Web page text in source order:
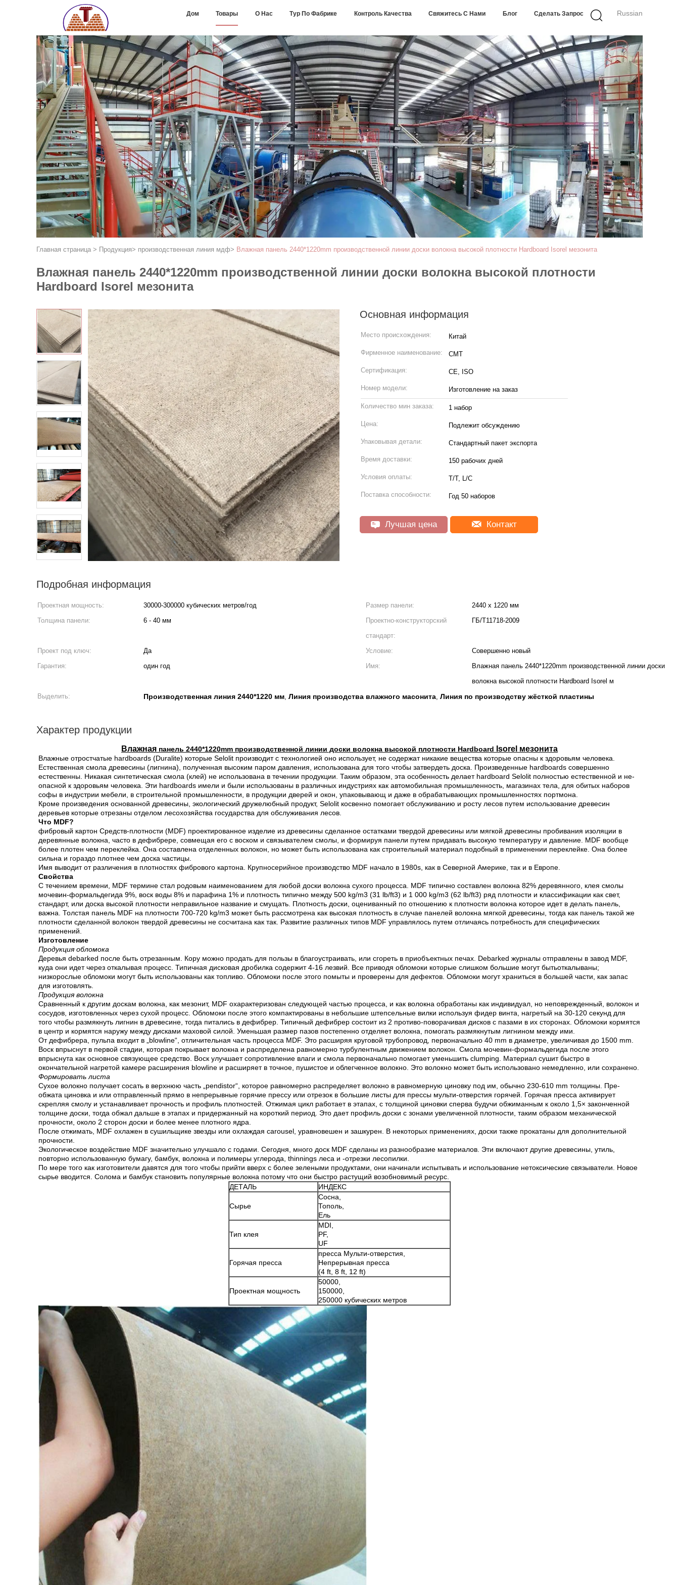
Russian
Дом Товары О Нас Тур По Фабрике Контроль Качества Свяжитесь С Нами Блог Сделать Запрос
Главная страница > Продукция> производственная линия мдф> Влажная панель 2440*1220mm производственной линии доски волокна высокой плотности Hardboard Isorel мезонита
Влажная панель 2440*1220mm производственной линии доски волокна высокой плотности
Hardboard Isorel мезонита
Основная информация
Место происхождения: Китай
Фирменное наименование: CMT
Сертификация: CE, ISO
Номер модели: Изготовление на заказ
Количество мин заказа: 1 набор
Цена: Подлежит обсуждению
Упаковывая детали: Стандартный пакет экспорта
Время доставки: 150 рабочих дней
Условия оплаты: T/T, L/C
Поставка способности: Год 50 наборов
Лучшая цена Контакт
Подробная информация
Проектная мощность: 30000-300000 кубических метров/год Размер панели:
2440 х 1220 мм
Толщина панели:
6 - 40 мм
Проектно-конструкторский
стандарт:
ГБ/Т11718-2009
Проект под ключ: Да Условие:
Совершенно новый
Гарантия:
один год Имя:
Влажная панель 2440*1220mm производственной линии доски
волокна высокой плотности Hardboard Isorel м
Выделить:
Производственная линия 2440*1220 мм, Линия производства влажного масонита, Линия по производству жёсткой пластины
Характер продукции
Влажная панель 2440*1220mm производственной линии доски волокна высокой плотности Hardboard Isorel мезонита
Влажные отростчатые hardboards (Duralite) которые Selolit производит с технологией оно использует, не содержат никакие вещества которые опасны к здоровьям человека.
Естественная смола древесины (лигнина), полученная высоким паром давления, использована для того чтобы затвердеть доска. Произведенные hardboards совершенно
естественны. Никакая синтетическая смола (клей) не использована в течении продукции. Таким образом, эта особенность делает hardboard Selolit полностью естественной и не-
опасной к здоровьям человека. Эти hardboards имели и были использованы в различных индустриях как автомобильная промышленность, магазинах тела, для обитых наборов
софы в индустрии мебели, в строительной промышленности, в продукции дверей и окон, упаковывающ и даже в обрабатывающих промышленностях портмона.
Кроме произведения основанной древесины, экологический дружелюбный продукт, Selolit косвенно помогает обслуживанию и росту лесов путем использование древесин
деревьев которые отрезаны отделом лесохозяйства государства для обслуживания лесов.
Что MDF?
фибровый картон Средств-плотности (MDF) проектированное изделие из древесины сделанное остатками твердой древесины или мягкой древесины пробивания изоляции в
деревянные волокна, часто в дефибрере, совмещая его с воском и связывателем смолы, и формируя панели путем придавать высокую температуру и давление. MDF вообще
более плотен чем переклейка. Она составлена отделенных волокон, но может быть использована как строительный материал подобный в применении переклейке. Она более
сильна и гораздо плотнее чем доска частицы.
Имя выводит от различения в плотностях фибрового картона. Крупносерийное производство MDF начало в 1980s, как в Северной Америке, так и в Европе.
Свойства
С течением времени, MDF термине стал родовым наименованием для любой доски волокна сухого процесса. MDF типично составлен волокна 82% деревянного, клея смолы
мочевин-формальдегида 9%, воск воды 8% и парафина 1% и плотность типично между 500 kg/m3 (31 lb/ft3) и 1 000 kg/m3 (62 lb/ft3) ряд плотности и классификации как свет,
стандарт, или доска высокой плотности неправильное название и смущать. Плотность доски, оцениванный по отношению к плотности волокна которое идет в делать панель,
важна. Толстая панель MDF на плотности 700-720 kg/m3 может быть рассмотрена как высокая плотность в случае панелей волокна мягкой древесины, тогда как панель такой же
плотности сделанной волокон твердой древесины не сосчитана как так. Развитие различных типов MDF управлялось путем отличаясь потребность для специфических
применений.
Изготовление
Продукция обломока
Деревья debarked после быть отрезанным. Кору можно продать для пользы в благоустраивать, или сгореть в приобъектных печах. Debarked журналы отправлены в завод MDF,
куда они идет через откалывая процесс. Типичная дисковая дробилка содержит 4-16 лезвий. Все приводя обломоки которые слишком большие могут бытьоткалываны;
низкорослые обломоки могут быть использованы как топливо. Обломоки после этого помыты и проверены для дефектов. Обломоки могут храниться в большей части, как запас
для изготовлять.
Продукция волокна
Сравненный к другим доскам волокна, как мезонит, MDF охарактеризован следующей частью процесса, и как волокна обработаны как индивидуал, но неповрежденный, волокон и
сосудов, изготовленных через сухой процесс. Обломоки после этого компактированы в небольшие штепсельные вилки используя фидер винта, нагретый на 30-120 секунд для
того чтобы размякнуть лигнин в древесине, тогда питались в дефибрер. Типичный дефибрер состоит из 2 противо-поворачивая дисков с пазами в их сторонах. Обломоки кормятся
в центр и кормятся наружу между дисками маховой силой. Уменьшая размер пазов постепенно отделяет волокна, помогать размякнутым лигнином между ими.
От дефибрера, пульпа входит в „blowline“, отличительная часть процесса MDF. Это расширяя круговой трубопровод, первоначально 40 mm в диаметре, увеличивая до 1500 mm.
Воск впрыснут в первой стадии, которая покрывает волокна и распределена равномерно турбулентным движением волокон. Смола мочевин-формальдегида после этого
впрыснута как основное связующее средство. Воск улучшает сопротивление влаги и смола первоначально помогает уменьшить clumping. Материал сушит быстро в
окончательной нагретой камере расширения blowline и расширяет в точное, пушистое и облегченное волокно. Это волокно может быть использовано немедленно, или сохранено.
Формировать листа
Сухое волокно получает сосать в верхнюю часть „pendistor“, которое равномерно распределяет волокно в равномерную циновку под им, обычно 230-610 mm толщины. Пре-
обжата циновка и или отправленный прямо в непрерывные горячие прессу или отрезок в большие листы для прессы мульти-отверстия горячей. Горячая пресса активирует
скрепляя смолу и устанавливает прочность и профиль плотностей. Отжимая цикл работает в этапах, с толщиной циновки сперва будучи обжиманным к около 1,5× законченной
толщине доски, тогда обжал дальше в этапах и придержанный на короткий период. Это дает профиль доски с зонами увеличенной плотности, таким образом механической
прочности, около 2 сторон доски и более менее плотного ядра.
После отжимать, MDF охлажен в сушильщике звезды или охлаждая carousel, уравновешен и зашкурен. В некоторых применениях, доски также прокатаны для дополнительной
прочности.
Экологическое воздействие MDF значительно улучшало с годами. Сегодня, много доск MDF сделаны из разнообразие материалов. Эти включают другие древесины, утиль,
повторно использованную бумагу, бамбук, волокна и полимеры углерода, thinnings леса и -отрезки лесопилки.
По мере того как изготовители давятся для того чтобы прийти вверх с более зелеными продуктами, они начинали испытывать и использование нетоксические связыватели. Новое
сырье вводится. Солома и бамбук становить популярные волокна потому что они быстро растущий возобновимый ресурс.
ДЕТАЛЬ
ИНДЕКС
Сырье
Сосна,
Тополь,
Ель
Тип клея
MDI,
PF,
UF
Горячая пресса
пресса Мульти-отверстия,
Непрерывная пресса
(4 ft, 8 ft, 12 ft)
Проектная мощность
50000,
150000,
250000 кубических метров